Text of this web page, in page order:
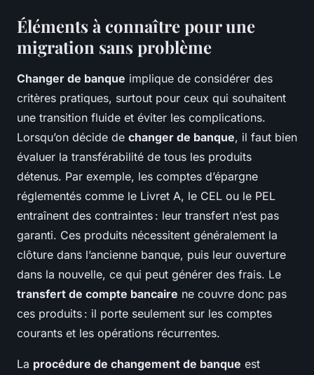
Éléments à connaître pour une
migration sans problème
Changer de banque implique de considérer des
critères pratiques, surtout pour ceux qui souhaitent
une transition fluide et éviter les complications.
Lorsqu’on décide de changer de banque, il faut bien
évaluer la transférabilité de tous les produits
détenus. Par exemple, les comptes d’épargne
réglementés comme le Livret A, le CEL ou le PEL
entraînent des contraintes : leur transfert n’est pas
garanti. Ces produits nécessitent généralement la
clôture dans l’ancienne banque, puis leur ouverture
dans la nouvelle, ce qui peut générer des frais. Le
transfert de compte bancaire ne couvre donc pas
ces produits : il porte seulement sur les comptes
courants et les opérations récurrentes.
La procédure de changement de banque est